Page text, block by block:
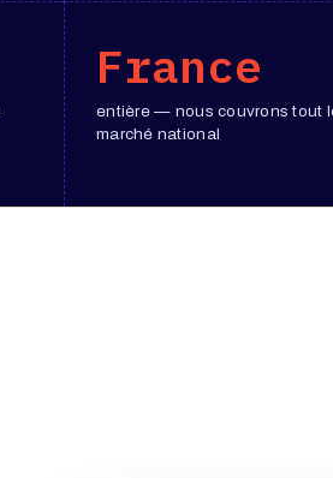
France
entière — nous couvrons tout
marché national